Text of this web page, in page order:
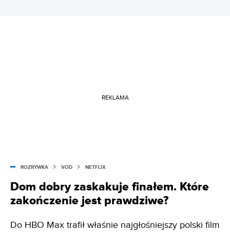
REKLAMA
ROZRYWKA VOD NETFLIX
Dom dobry zaskakuje finałem. Które
zakończenie jest prawdziwe?
Do HBO Max trafił właśnie najgłośniejszy polski film